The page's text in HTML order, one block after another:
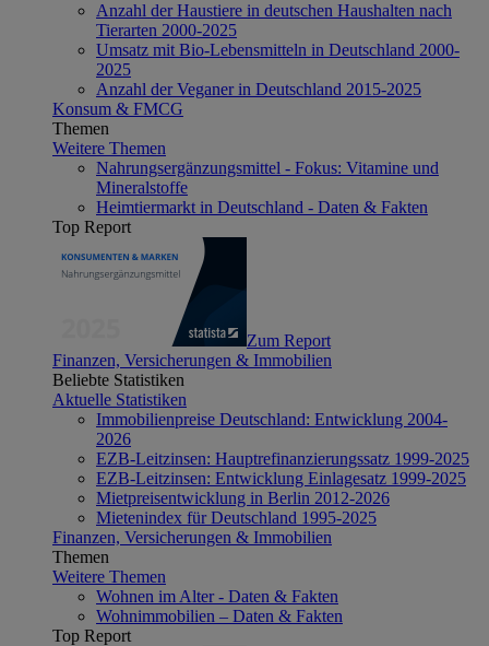
Anzahl der Haustiere in deutschen Haushalten nach
Tierarten 2000-2025
Umsatz mit Bio-Lebensmitteln in Deutschland 2000-
2025
Anzahl der Veganer in Deutschland 2015-2025
Konsum & FMCG
Themen
Weitere Themen
Nahrungsergänzungsmittel - Fokus: Vitamine und
Mineralstoffe
Heimtiermarkt in Deutschland - Daten & Fakten
Top Report
Zum Report
Finanzen, Versicherungen & Immobilien
Beliebte Statistiken
Aktuelle Statistiken
Immobilienpreise Deutschland: Entwicklung 2004-
2026
EZB-Leitzinsen: Hauptrefinanzierungssatz 1999-2025
EZB-Leitzinsen: Entwicklung Einlagesatz 1999-2025
Mietpreisentwicklung in Berlin 2012-2026
Mietenindex für Deutschland 1995-2025
Finanzen, Versicherungen & Immobilien
Themen
Weitere Themen
Wohnen im Alter - Daten & Fakten
Wohnimmobilien – Daten & Fakten
Top Report